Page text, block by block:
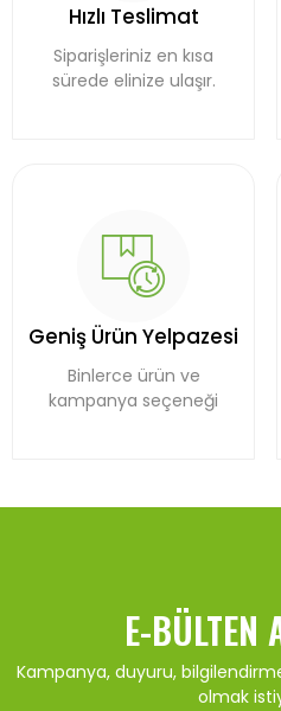
Hızlı Teslimat
Siparişleriniz en kısa
sürede elinize ulaşır.
Geniş Ürün Yelpazesi
Binlerce ürün ve
kampanya seçeneği
E-BÜLTEN
Kampanya, duyuru,
olmak